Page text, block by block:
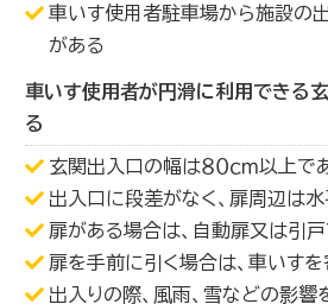
車いす使用者駐車場から施設の
がある
車いす使用者が円滑に利用できる
る
玄関出入口の幅は８０ｃｍ以上で
出入口に段差がなく、扉周辺は
扉がある場合は、自動扉又は引
扉を手前に引く場合は、車いす
出入りの際、風雨、雪などの影